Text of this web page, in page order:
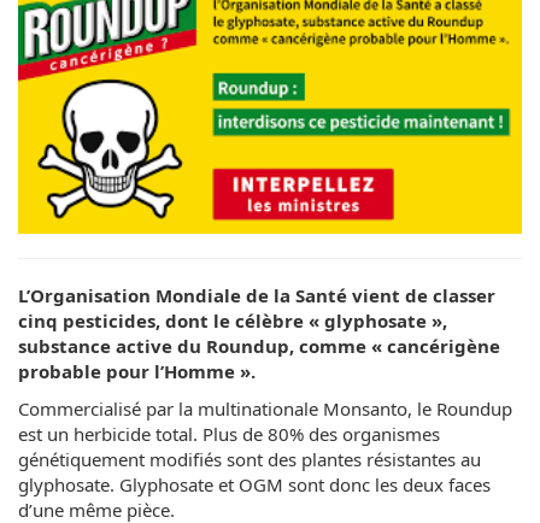
L’Organisation Mondiale de la Santé vient de classer
cinq pesticides, dont le célèbre « glyphosate »,
substance active du Roundup, comme « cancérigène
probable pour l’Homme ».
Commercialisé par la multinationale Monsanto, le Roundup
est un herbicide total. Plus de 80% des organismes
génétiquement modifiés sont des plantes résistantes au
glyphosate. Glyphosate et OGM sont donc les deux faces
d’une même pièce.